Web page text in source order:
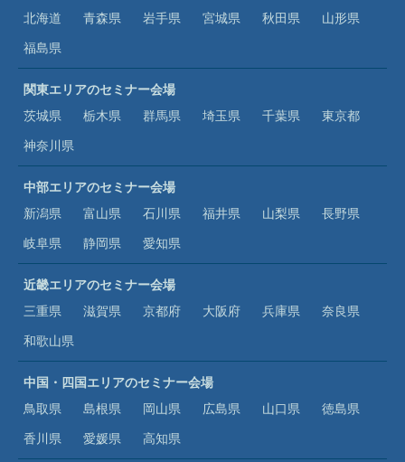
北海道
青森県 岩手県 宮城県 秋田県
山形県
福島県
関東エリアのセミナー会場
茨城県
栃木県 群馬県 埼玉県 千葉県
東京都
神奈川県
中部エリアのセミナー会場
新潟県
富山県 石川県 福井県 山梨県
長野県
岐阜県
静岡県 愛知県
近畿エリアのセミナー会場
三重県
滋賀県 京都府 大阪府 兵庫県
奈良県
和歌山県
中国・四国エリアのセミナー会場
鳥取県
島根県 岡山県 広島県 山口県
徳島県
香川県
愛媛県 高知県